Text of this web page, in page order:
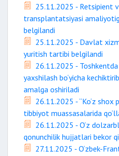
25.11.2025 - Retsipient
transplantatsiyasi
belgilandi
25.11.2025 - Davlat
yuritish tartibi belgilandi
26.11.2025 -
yaxshilash bo‘yicha
amalga oshiriladi
26.11.2025 - “Ko‘z shox
tibbiyot muassasalarida
26.11.2025 - O‘z
qonunchilik hujjatlari bekor
27.11.2025 - O‘zbek-